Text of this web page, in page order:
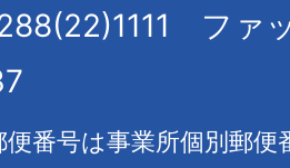
ファ
番号は事業所個別郵